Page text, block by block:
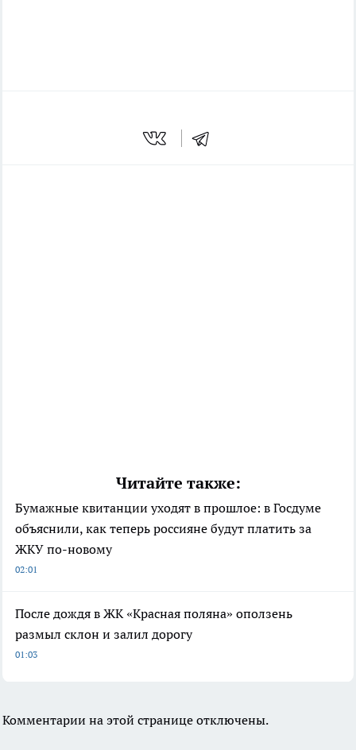
Читайте также:
Бумажные квитанции уходят в прошлое: в Госдуме
объяснили, как теперь россияне будут платить за
ЖКУ по-новому
02:01
После дождя в ЖК «Красная поляна» оползень
размыл склон и залил дорогу
01:03
Комментарии на этой странице отключены.